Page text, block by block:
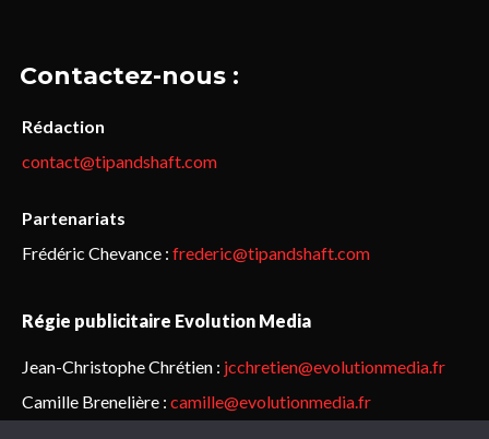
Contactez-nous :
Rédaction
contact@tipandshaft.com
Partenariats
Frédéric Chevance : frederic@tipandshaft.com
Régie publicitaire Evolution Media
Jean-Christophe Chrétien : jcchretien@evolutionmedia.fr
Camille Brenelière : camille@evolutionmedia.fr